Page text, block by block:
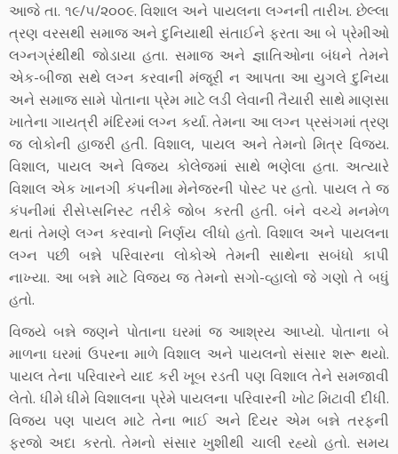
આજે તા. ૧૯/૫/૨૦૦૯. વિશાલ અને પાયલના લગ્નની તારીખ. છેલ્લા
ત્રણ વરસથી સમાજ અને દુનિયાથી સંતાઈને ફરતા આ બે પ્રેમીઓ
લગ્નગ્રંથીથી જોડાયા હતા. સમાજ અને જ્ઞાતિઓના બંધને તેમને
એક-બીજા સથે લગ્ન કરવાની મંજૂરી ન આપતા આ યુગલે દુનિયા
અને સમાજ સામે પોતાના પ્રેમ માટે લડી લેવાની તૈયારી સાથે માણસા
ખાતેના ગાયત્રી મંદિરમાં લગ્ન કર્યા. તેમના આ લગ્ન પ્રસંગમાં ત્રણ
જ લોકોની હાજરી હતી. વિશાલ, પાયલ અને તેમનો મિત્ર વિજય.
વિશાલ, પાયલ અને વિજય કોલેજમાં સાથે ભણેલા હતા. અત્યારે
વિશાલ એક ખાનગી કંપનીમા મેનેજરની પોસ્ટ પર હતો. પાયલ તે જ
કંપનીમાં રીસેપ્સનિસ્ટ તરીકે જોબ કરતી હતી. બંને વચ્ચે મનમેળ
થતાં તેમણે લગ્ન કરવાનો નિર્ણય લીધો હતો. વિશાલ અને પાયલના
લગ્ન પછી બન્ને પરિવારના લોકોએ તેમની સાથેના સબંધો કાપી
નાખ્યા. આ બન્ને માટે વિજય જ તેમનો સગો-વ્હાલો જે ગણો તે બધું
હતો.
વિજયે બન્ને જણને પોતાના ઘરમાં જ આશ્રય આપ્યો. પોતાના બે
માળના ઘરમાં ઉપરના માળે વિશાલ અને પાયલનો સંસાર શરૂ થયો.
પાયલ તેના પરિવારને યાદ કરી ખૂબ રડતી પણ વિશાલ તેને સમજાવી
લેતો. ધીમે ધીમે વિશાલના પ્રેમે પાયલના પરિવારની ખોટ મિટાવી દીધી.
વિજય પણ પાયલ માટે તેના ભાઈ અને દિયર એમ બન્ને તરફની
ફરજો અદા કરતો. તેમનો સંસાર ખુશીથી ચાલી રહ્યો હતો. સમય